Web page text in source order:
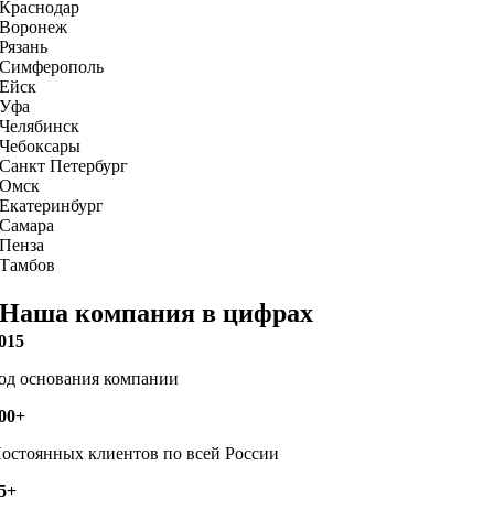
Краснодар
Воронеж
Рязань
Симферополь
Ейск
Уфа
Челябинск
Чебоксары
Санкт Петербург
Омск
Екатеринбург
Самара
Пенза
Тамбов
Наша компания в цифрах
основания компании
клиентов по всей России